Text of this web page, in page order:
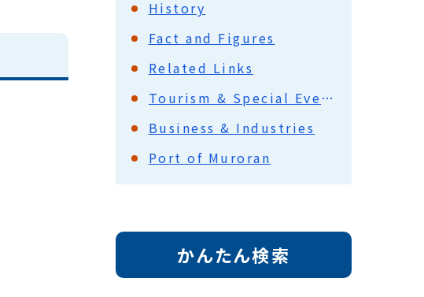
History
Fact and Figures
Related Links
Tourism & Special Events
Business & Industries
Port of Muroran
かんたん検索